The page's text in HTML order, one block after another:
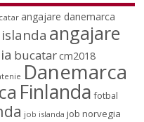
angajare danemarca
angajare
bucatarcm2018
Danemarca
Finlanda fotbal
job islanda job norvegia